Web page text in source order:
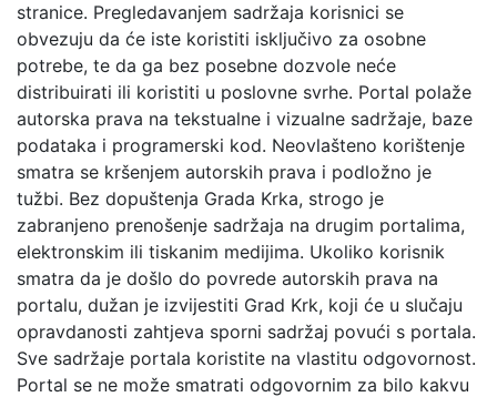
stranice. Pregledavanjem sadržaja korisnici se
obvezuju da će iste koristiti isključivo za osobne
potrebe, te da ga bez posebne dozvole neće
distribuirati ili koristiti u poslovne svrhe. Portal polaže
autorska prava na tekstualne i vizualne sadržaje, baze
podataka i programerski kod. Neovlašteno korištenje
smatra se kršenjem autorskih prava i podložno je
tužbi. Bez dopuštenja Grada Krka, strogo je
zabranjeno prenošenje sadržaja na drugim portalima,
elektronskim ili tiskanim medijima. Ukoliko korisnik
smatra da je došlo do povrede autorskih prava na
portalu, dužan je izvijestiti Grad Krk, koji će u slučaju
opravdanosti zahtjeva sporni sadržaj povući s portala.
Sve sadržaje portala koristite na vlastitu odgovornost.
Portal se ne može smatrati odgovornim za bilo kakvu